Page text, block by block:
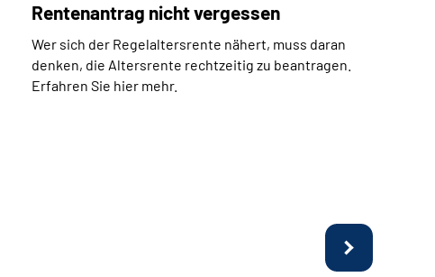
Rentenantrag nicht vergessen
Wer sich der Regelaltersrente nähert, muss daran
denken, die Altersrente rechtzeitig zu beantragen.
Erfahren Sie hier mehr.